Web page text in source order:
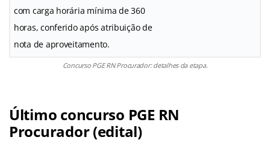
com carga horária mínima de 360
horas, conferido após atribuição de
nota de aproveitamento.
Concurso PGE RN Procurador: detalhes da etapa.
Último concurso PGE RN
Procurador (edital)